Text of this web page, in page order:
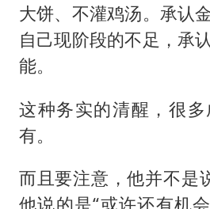
大饼、不灌鸡汤。承认
自己现阶段的不足，承
能。
这种务实的清醒，很
有。
而且要注意，他并不是
他说的是“或许还有机